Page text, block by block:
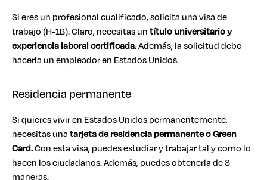
Si eres un profesional cualificado, solicita una visa de
trabajo (H-1B). Claro, necesitas untítulo universitario y
experiencia laboral certificada.Además, la solicitud debe
hacerla un empleador en Estados Unidos.
Residencia permanente
Si quieres vivir en Estados Unidos permanentemente,
necesitas unatarjeta de residencia permanente o Green
Card.Con esta visa, puedes estudiar y trabajar tal y como lo
hacen los ciudadanos. Además, puedes obtenerla de 3
maneras.